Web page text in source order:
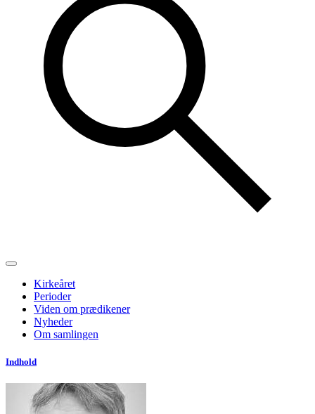
Kirkeåret
Perioder
Viden om prædikener
Nyheder
Om samlingen
Indhold